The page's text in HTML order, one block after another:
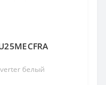
белый